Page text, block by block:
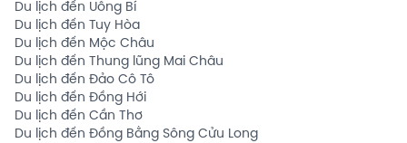
Du lịch đến Uông Bí
Du lịch đến Tuy Hòa
Du lịch đến Mộc Châu
Du lịch đến Thung lũng Mai Châu
Du lịch đến Đảo Cô Tô
Du lịch đến Đồng Hới
Du lịch đến Cần Thơ
Du lịch đến Đồng Bằng Sông Cửu Long